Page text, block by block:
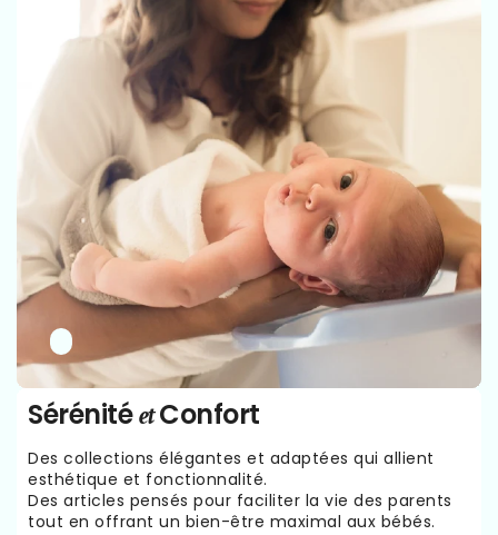
SérénitéetConfort
Des collections élégantes et adaptées qui allient
esthétique et fonctionnalité.
Des articles pensés pour faciliter la vie des parents
tout en offrant un bien-être maximal aux bébés.